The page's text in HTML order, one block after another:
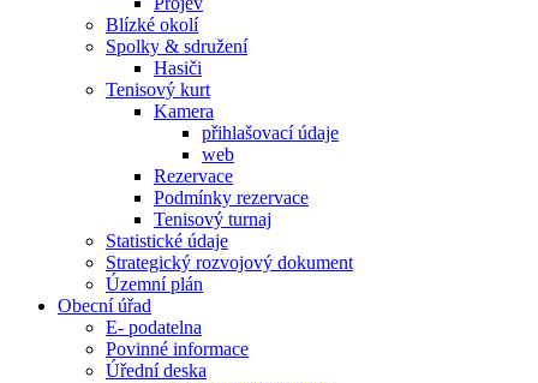
Blízké okolí
Spolky & sdružení
Hasiči
Tenisový kurt
Kamera
přihlašovací údaje
web
Rezervace
Podmínky rezervace
Tenisový turnaj
Statistické údaje
Strategický rozvojový dokument
Územní plán
Obecní úřad
E- podatelna
Povinné informace
Úřední deska